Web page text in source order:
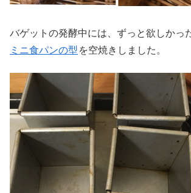
バゲットの発酵中には、ずっと欲しかっ
ミニ食パンの型 を空焼きしました。